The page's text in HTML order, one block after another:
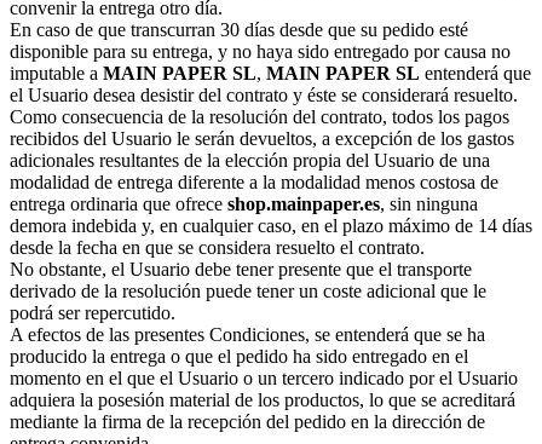
convenir la entrega otro día.
En caso de que transcurran 30 días desde que su pedido esté
disponible para su entrega, y no haya sido entregado por causa no
imputable a MAIN PAPER SL, MAIN PAPER SL entenderá que
el Usuario desea desistir del contrato y éste se considerará resuelto.
Como consecuencia de la resolución del contrato, todos los pagos
recibidos del Usuario le serán devueltos, a excepción de los gastos
adicionales resultantes de la elección propia del Usuario de una
modalidad de entrega diferente a la modalidad menos costosa de
entrega ordinaria que ofrece shop.mainpaper.es, sin ninguna
demora indebida y, en cualquier caso, en el plazo máximo de 14 días
desde la fecha en que se considera resuelto el contrato.
No obstante, el Usuario debe tener presente que el transporte
derivado de la resolución puede tener un coste adicional que le
podrá ser repercutido.
A efectos de las presentes Condiciones, se entenderá que se ha
producido la entrega o que el pedido ha sido entregado en el
momento en el que el Usuario o un tercero indicado por el Usuario
adquiera la posesión material de los productos, lo que se acreditará
mediante la firma de la recepción del pedido en la dirección de